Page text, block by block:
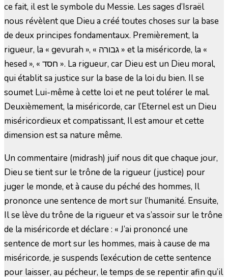
ce fait, il est le symbole du Messie. Les sages d’Israël
nous révèlent que Dieu a créé toutes choses sur la base
de deux principes fondamentaux. Premièrement, la
rigueur, la « gevurah », « גבורה » et la miséricorde, la «
hesed », « חסד ». La rigueur, car Dieu est un Dieu moral,
qui établit sa justice sur la base de la loi du bien. Il se
soumet Lui-même à cette loi et ne peut tolérer le mal.
Deuxièmement, la miséricorde, car l’Eternel est un Dieu
miséricordieux et compatissant, Il est amour et cette
dimension est sa nature même.
Un commentaire (midrash) juif nous dit que chaque jour,
Dieu se tient sur le trône de la rigueur (justice) pour
juger le monde, et à cause du péché des hommes, Il
prononce une sentence de mort sur l’humanité. Ensuite,
Il se lève du trône de la rigueur et va s’assoir sur le trône
de la miséricorde et déclare : « J’ai prononcé une
sentence de mort sur les hommes, mais à cause de ma
miséricorde, je suspends l’exécution de cette sentence
pour laisser, au pécheur, le temps de se repentir afin qu’il